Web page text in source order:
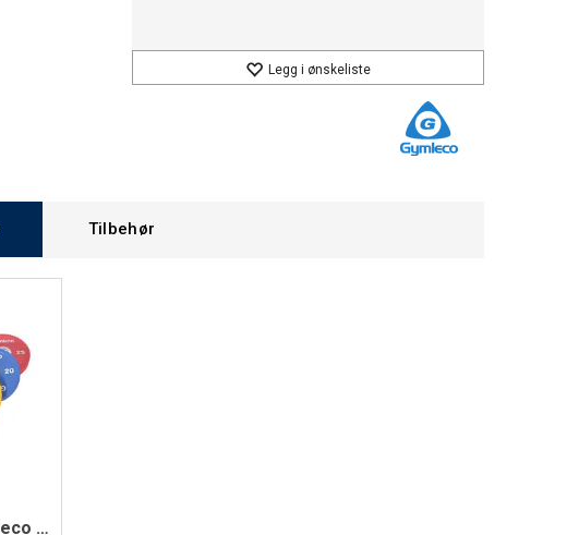
Legg i ønskeliste
Tilbehør
Vektskive Gymleco Bumper Plates Olympisk